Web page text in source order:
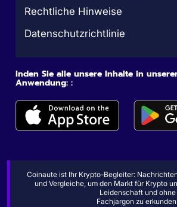
Rechtliche Hinweise
Datenschutzrichtlinie
inden Sie alle unsere Inhalte in
Anwendung: :
Coinaute ist Ihr Krypto-Begleiter:
und Vergleiche, um den Markt für Krypto
Leidenschaft und ohne
Fachjargon zu